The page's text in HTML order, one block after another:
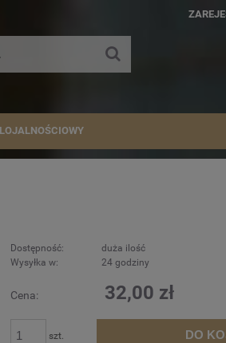
Dostępność:
duża ilość
Wysyłka w:
24 godziny
Cena: 32,00 zł
szt. DO